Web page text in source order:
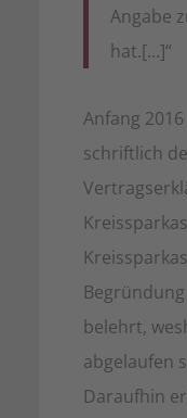
Angabe
hat.[…]“
Anfang
schriftlich
belehrt,
abgelaufen
Daraufhin